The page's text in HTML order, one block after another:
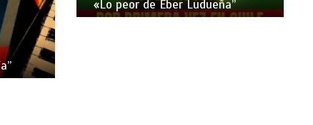
«Lo peor de Eber Ludueña”